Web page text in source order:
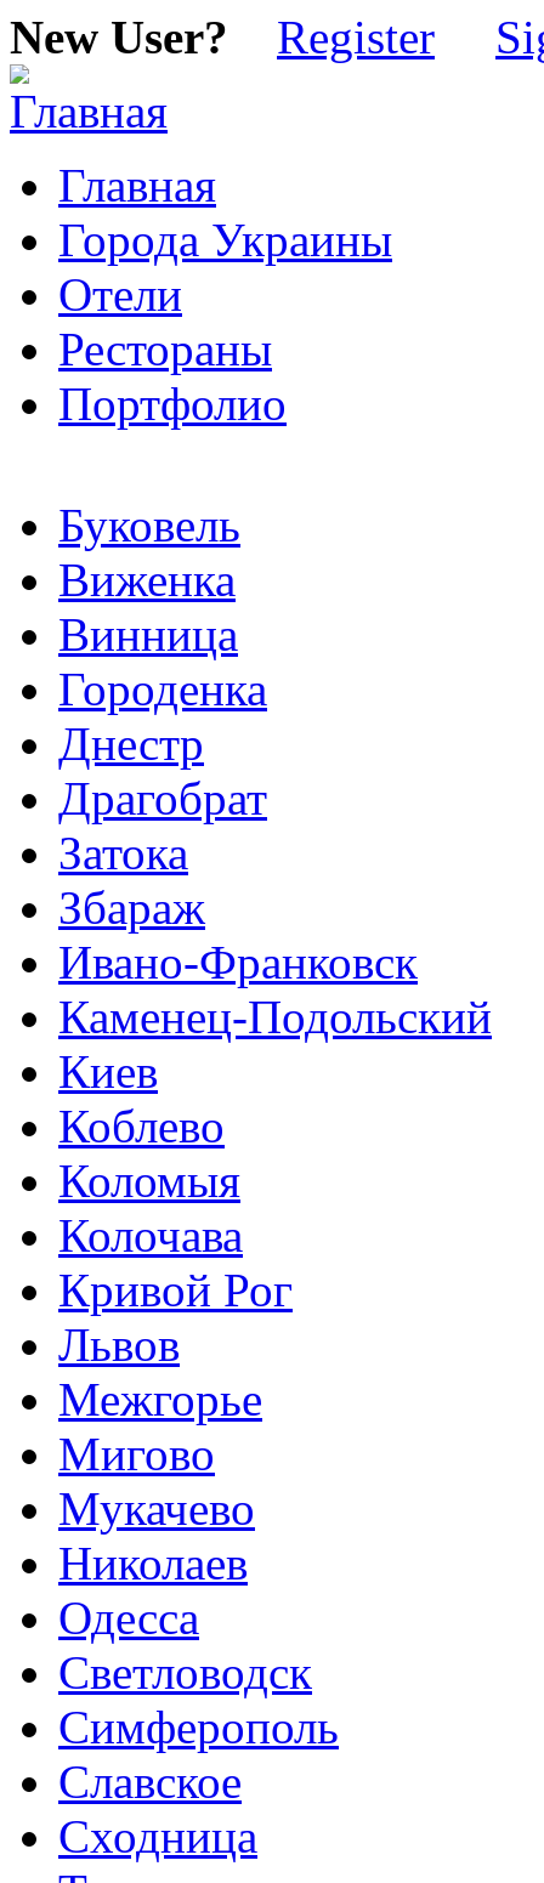
New User? Register
Главная
Города Украины
Отели
Рестораны
Портфолио
Буковель
Виженка
Винница
Городенка
Днестр
Драгобрат
Затока
Збараж
Ивано-Франковск
Каменец-Подольский
Киев
Коблево
Коломыя
Колочава
Кривой Рог
Львов
Межгорье
Мигово
Мукачево
Николаев
Одесса
Светловодск
Симферополь
Славское
Сходница